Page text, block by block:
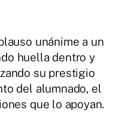
unánime a un
huella dentro y
su prestigio
del alumnado, el
que lo apoyan.